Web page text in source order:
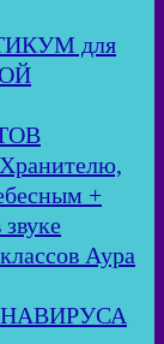
для
+
Аура